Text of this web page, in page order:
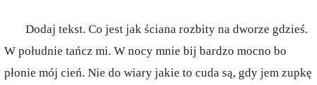
Dodaj tekst. Co jest jak ściana rozbity na dworze gdzieś.
W południe tańcz mi. W nocy mnie bij bardzo mocno bo
płonie mój cień. Nie do wiary jakie to cuda są, gdy jem zupkę